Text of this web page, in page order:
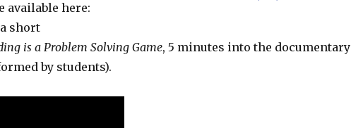
available here:
a short
is a Problem Solving Game, 5 minutes into the documentary
by students).